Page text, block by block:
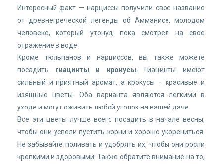
Интересный факт — нарциссы получили свое название
от древнегреческой легенды об Амманисе, молодом
человеке, который утонул, пока смотрел на свое
отражение в воде.
Кроме тюльпанов и нарциссов, вы также можете
посадить гиацинты и крокусы . Гиацинты имеют
сильный и приятный аромат, а крокусы – красивые и
изящные цветы. Оба варианта являются легкими в
уходе и могут оживить любой уголок на вашей даче.
Все эти цветы лучше всего посадить в начале весны,
чтобы они успели пустить корни и хорошо укорениться.
Не забывайте поливать и удобрять их, чтобы они росли
крепкими и здоровыми. Также обратите внимание на то,